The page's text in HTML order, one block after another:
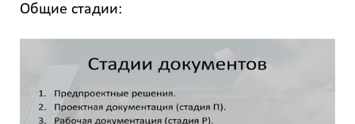
Общие стадии:
данных